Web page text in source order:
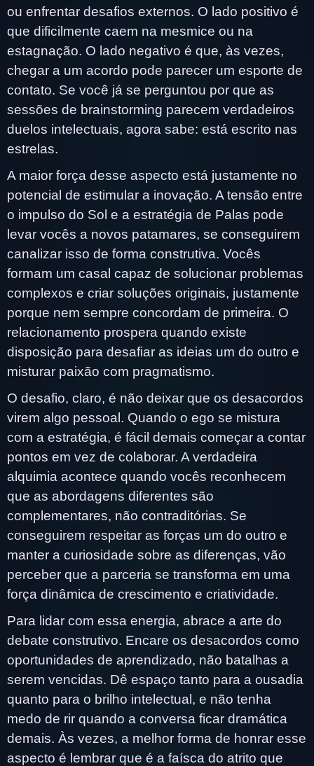
ou enfrentar desafios externos. O lado positivo é
que dificilmente caem na mesmice ou na
estagnação. O lado negativo é que, às vezes,
chegar a um acordo pode parecer um esporte de
contato. Se você já se perguntou por que as
sessões de brainstorming parecem verdadeiros
duelos intelectuais, agora sabe: está escrito nas
estrelas.
A maior força desse aspecto está justamente no
potencial de estimular a inovação. A tensão entre
o impulso do Sol e a estratégia de Palas pode
levar vocês a novos patamares, se conseguirem
canalizar isso de forma construtiva. Vocês
formam um casal capaz de solucionar problemas
complexos e criar soluções originais, justamente
porque nem sempre concordam de primeira. O
relacionamento prospera quando existe
disposição para desafiar as ideias um do outro e
misturar paixão com pragmatismo.
O desafio, claro, é não deixar que os desacordos
virem algo pessoal. Quando o ego se mistura
com a estratégia, é fácil demais começar a contar
pontos em vez de colaborar. A verdadeira
alquimia acontece quando vocês reconhecem
que as abordagens diferentes são
complementares, não contraditórias. Se
conseguirem respeitar as forças um do outro e
manter a curiosidade sobre as diferenças, vão
perceber que a parceria se transforma em uma
força dinâmica de crescimento e criatividade.
Para lidar com essa energia, abrace a arte do
debate construtivo. Encare os desacordos como
oportunidades de aprendizado, não batalhas a
serem vencidas. Dê espaço tanto para a ousadia
quanto para o brilho intelectual, e não tenha
medo de rir quando a conversa ficar dramática
demais. Às vezes, a melhor forma de honrar esse
aspecto é lembrar que é a faísca do atrito que